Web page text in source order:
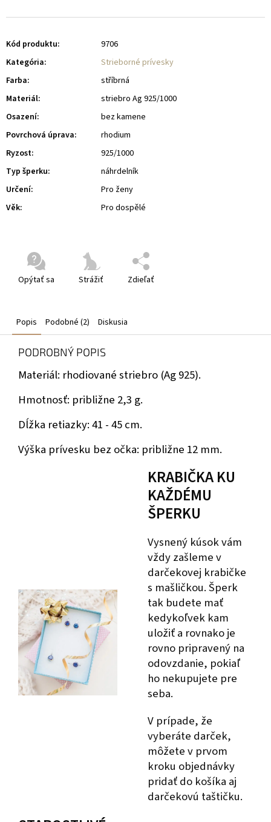
Opýtať sa Strážiť Zdieľať
Kód produktu:
9706
Kategória:
Strieborné prívesky
Farba:
stříbrná
Materiál:
striebro Ag 925/1000
Osazení:
bez kamene
Povrchová úprava:
rhodium
Ryzost:
925/1000
Typ šperku:
náhrdelník
Určení:
Pro ženy
Věk: Pro dospělé
Popis Podobné (2) Diskusia
PODROBNÝ POPIS
Materiál: rhodiované striebro (Ag 925).
Hmotnosť: približne 2,3 g.
Dĺžka retiazky: 41 - 45 cm.
Výška prívesku bez očka: približne 12 mm.
KRABIČKA KU
KAŽDÉMU
ŠPERKU
Vysnený kúsok vám
vždy zašleme v
darčekovej krabičke
s mašličkou. Šperk
tak budete mať
kedykoľvek kam
uložiť a rovnako je
rovno pripravený na
odovzdanie, pokiaľ
ho nekupujete pre
seba.
V prípade, že
vyberáte darček,
môžete v prvom
kroku objednávky
pridať do košíka aj
darčekovú taštičku.